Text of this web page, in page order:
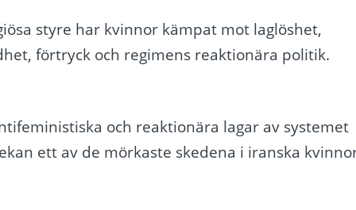
styre har kvinnor kämpat mot laglöshet,
förtryck och regimens reaktionära politik.
och reaktionära lagar av systemet
ett av de mörkaste skedena i iranska